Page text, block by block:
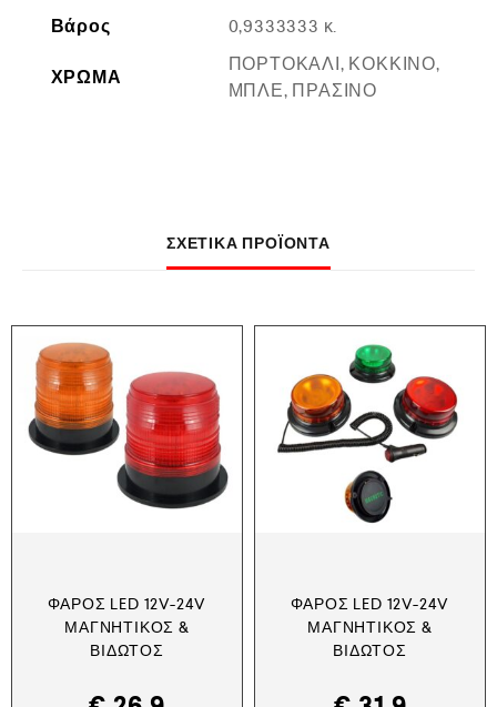
Βάρος 0,9333333 κ.
ΧΡΩΜΑ
ΠΟΡΤΟΚΑΛΙ, ΚΟΚΚΙΝΟ,
ΜΠΛΕ, ΠΡΑΣΙΝΟ
ΣΧΕΤΙΚΆ ΠΡΟΪΌΝΤΑ
ΦΆΡΟΣ LED 12V-24V
ΜΑΓΝΗΤΙΚΌΣ &
ΒΙΔΩΤΌΣ
ΦΆΡΟΣ LED 12V-24V
ΜΑΓΝΗΤΙΚΌΣ &
ΒΙΔΩΤΌΣ